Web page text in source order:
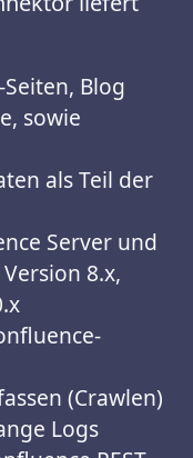
Blog
sowie
als Teil der
Server und
8.x,
(Crawlen)
Logs